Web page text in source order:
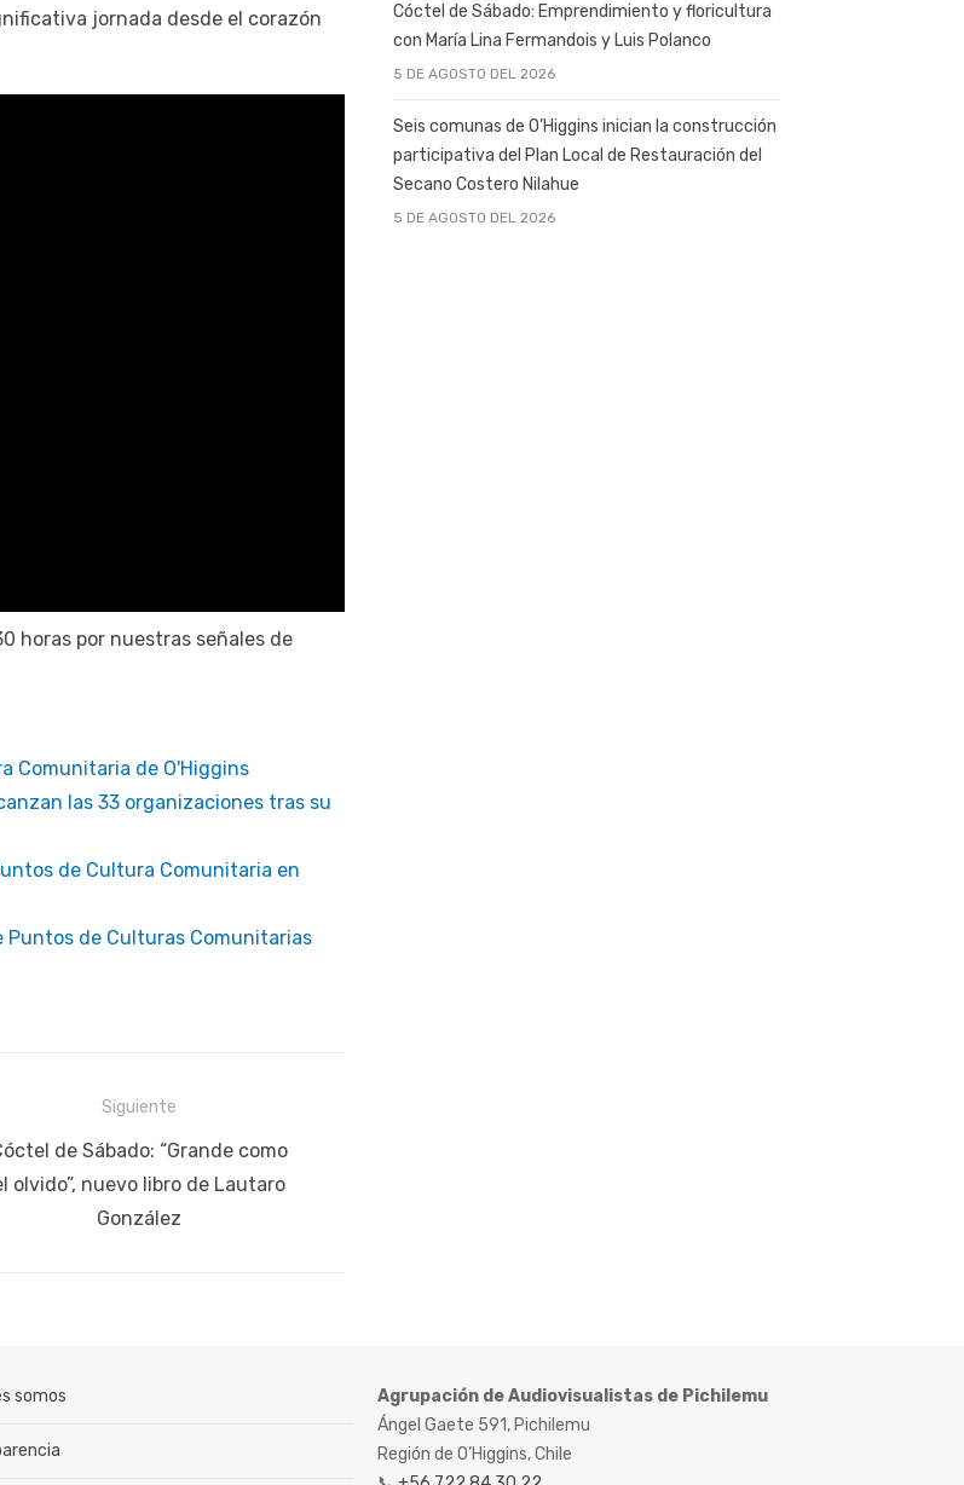
jornada desde el corazón
horas por nuestras señales de
Comunitaria de O'Higgins
las 33 organizaciones tras su
de Cultura Comunitaria en
Puntos de Culturas Comunitarias
Siguiente
de Sábado: “Grande como
olvido”, nuevo libro de Lautaro
González
Cóctel de Sábado: Emprendimiento y floricultura
con María Lina Fermandois y Luis Polanco
5 DE AGOSTO DEL 2026
Seis comunas de O’Higgins inician la construcción
participativa del Plan Local de Restauración del
Secano Costero Nilahue
5 DE AGOSTO DEL 2026
somos
Agrupación de Audiovisualistas de Pichilemu
Ángel Gaete 591, Pichilemu
Región de O’Higgins, Chile